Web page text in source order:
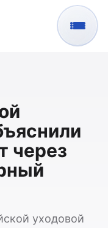
через
уходовой